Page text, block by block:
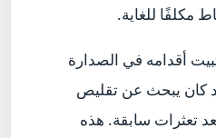
مكلفًا للغاية.
أقدامه في الصدارة
كان يبحث عن تقليص
تعثرات سابقة. هذه